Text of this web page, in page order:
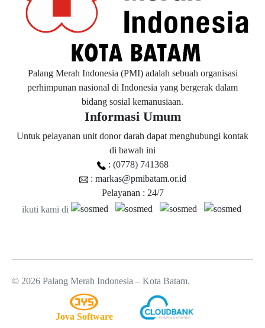
Palang Merah Indonesia (PMI) adalah sebuah organisasi
perhimpunan nasional di Indonesia yang bergerak dalam
bidang sosial kemanusiaan.
Informasi Umum
Untuk pelayanan unit donor darah dapat menghubungi kontak
di bawah ini
: (0778) 741368
: markas@pmibatam.or.id
Pelayanan : 24/7
ikuti kami di
© 2026 Palang Merah Indonesia – Kota Batam.
Jova Software